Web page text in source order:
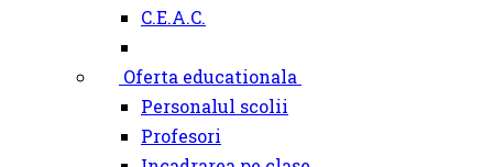
C.E.A.C.
Oferta educationala
Personalul scolii
Profesori